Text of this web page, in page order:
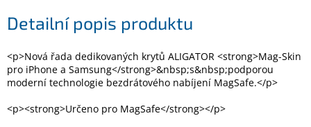
notebooky
Detailní popis produktu
<p>Nová řada dedikovaných krytů ALIGATOR <strong>Mag-Skin
pro iPhone a Samsung</strong>&nbsp;s&nbsp;podporou
moderní technologie bezdrátového nabíjení MagSafe.</p>
<p><strong>Určeno pro MagSafe</strong></p>